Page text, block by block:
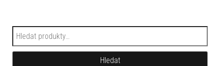
Hledat:
Hledat